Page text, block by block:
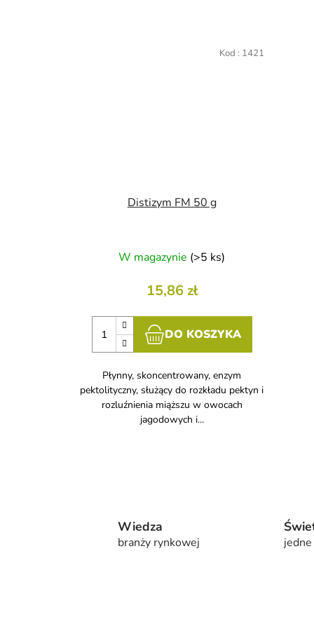
Distizym FM 50 g
W magazynie (>5 ks)
15,86 zł
DO KOSZYKA
Płynny, skoncentrowany, enzym
pektolityczny, służący do rozkładu pektyn i
rozluźnienia miąższu w owocach
jagodowych i...
Kod : 1421
Wiedza
branży rynkowej